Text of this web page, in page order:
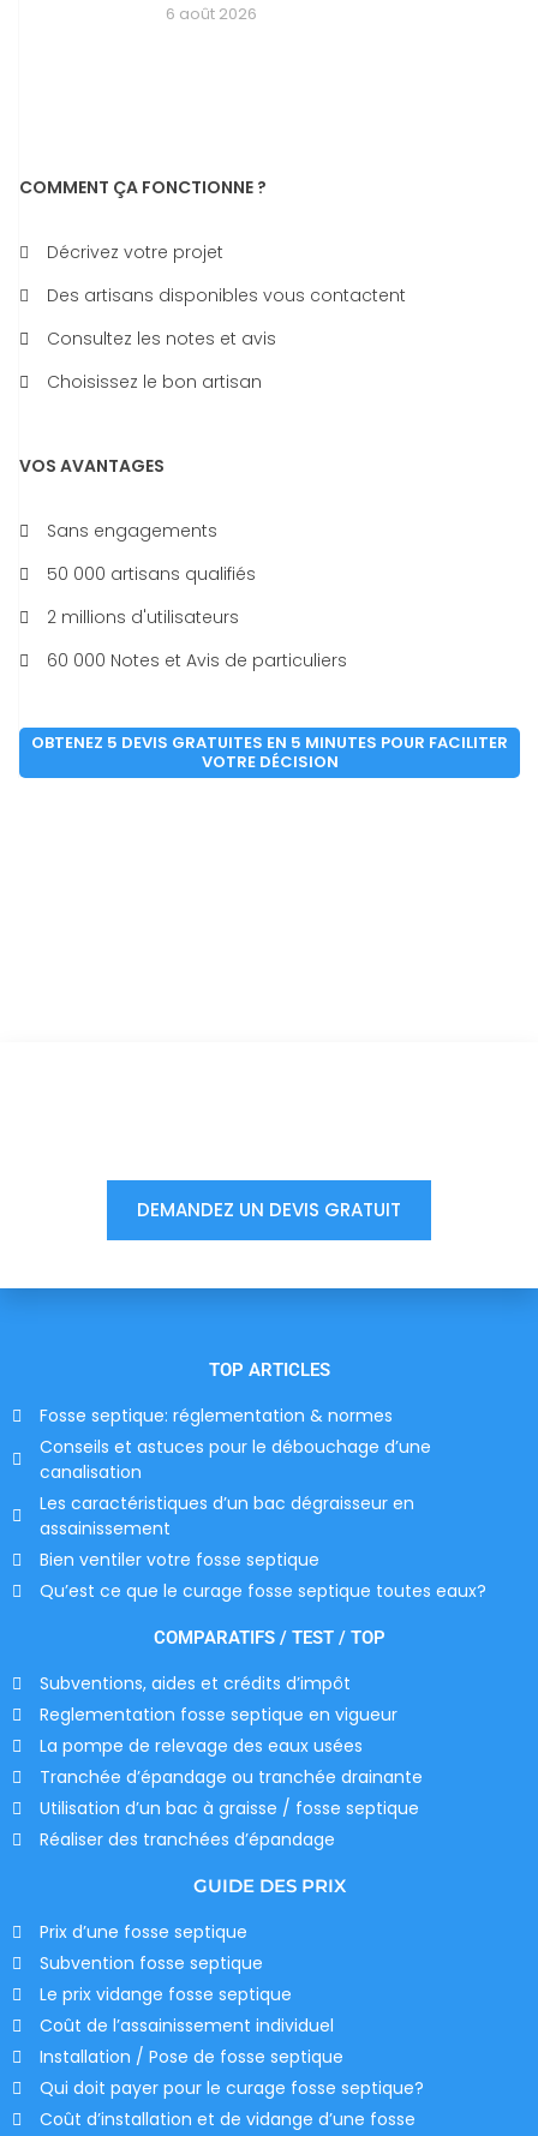
6 août 2026
COMMENT ÇA FONCTIONNE ?
Décrivez votre projet
Des artisans disponibles vous contactent
Consultez les notes et avis
Choisissez le bon artisan
VOS AVANTAGES
Sans engagements
50 000 artisans qualifiés
2 millions d'utilisateurs
60 000 Notes et Avis de particuliers
OBTENEZ 5 DEVIS GRATUITES EN 5 MINUTES POUR FACILITER
VOTRE DÉCISION
DEMANDEZ UN DEVIS GRATUIT
TOP ARTICLES
Fosse septique: réglementation & normes
Conseils et astuces pour le débouchage d’une
canalisation
Les caractéristiques d’un bac dégraisseur en
assainissement
Bien ventiler votre fosse septique
Qu’est ce que le curage fosse septique toutes eaux?
COMPARATIFS / TEST / TOP
Subventions, aides et crédits d’impôt
Reglementation fosse septique en vigueur
La pompe de relevage des eaux usées
Tranchée d’épandage ou tranchée drainante
Utilisation d’un bac à graisse / fosse septique
Réaliser des tranchées d’épandage
GUIDE DES PRIX
Prix d’une fosse septique
Subvention fosse septique
Le prix vidange fosse septique
Coût de l’assainissement individuel
Installation / Pose de fosse septique
Qui doit payer pour le curage fosse septique?
Coût d’installation et de vidange d’une fosse